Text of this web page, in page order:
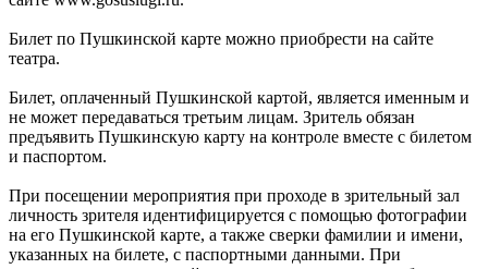
Билет по Пушкинской карте можно приобрести на сайте
театра.
Билет, оплаченный Пушкинской картой, является именным и
не может передаваться третьим лицам. Зритель обязан
предъявить Пушкинскую карту на контроле вместе с билетом
и паспортом.
При посещении мероприятия при проходе в зрительный зал
личность зрителя идентифицируется с помощью фотографии
на его Пушкинской карте, а также сверки фамилии и имени,
указанных на билете, с паспортными данными. При